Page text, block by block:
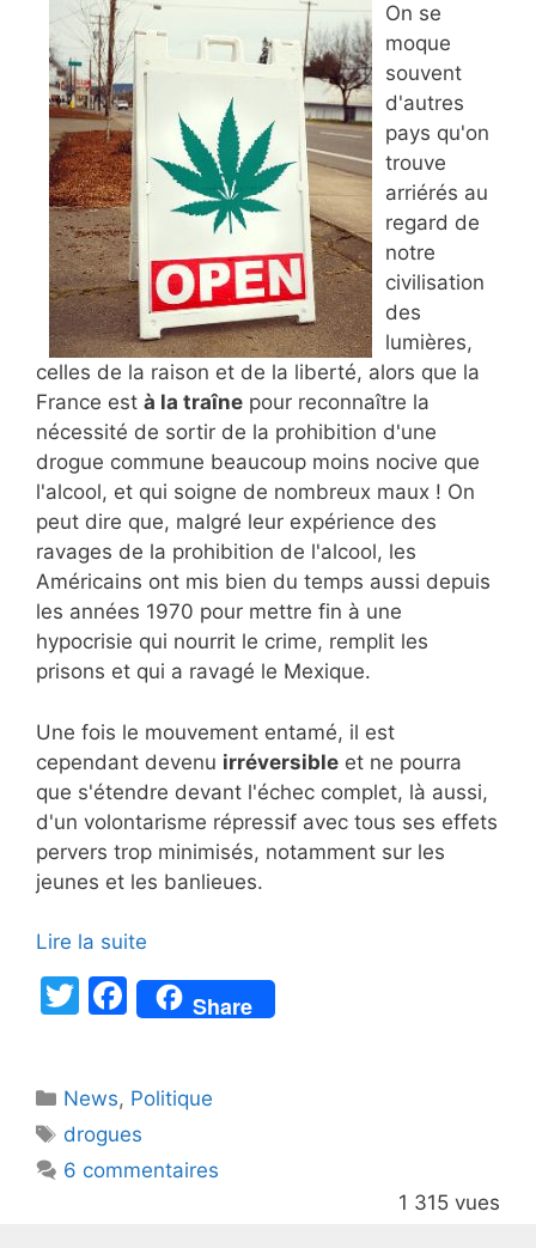
On se
moque
souvent
d'autres
pays qu'on
trouve
arriérés au
regard de
notre
civilisation
des
lumières,
celles de la raison et de la liberté, alors que la
France est à la traîne pour reconnaître la
nécessité de sortir de la prohibition d'une
drogue commune beaucoup moins nocive que
l'alcool, et qui soigne de nombreux maux ! On
peut dire que, malgré leur expérience des
ravages de la prohibition de l'alcool, les
Américains ont mis bien du temps aussi depuis
les années 1970 pour mettre fin à une
hypocrisie qui nourrit le crime, remplit les
prisons et qui a ravagé le Mexique.
Une fois le mouvement entamé, il est
cependant devenu irréversible et ne pourra
que s'étendre devant l'échec complet, là aussi,
d'un volontarisme répressif avec tous ses effets
pervers trop minimisés, notamment sur les
jeunes et les banlieues.
Lire la suite
T
er
F
a
e
b
o
Share
Catégories
News, Politique
Étiquettes
drogues
6 commentaires
1 315 vues